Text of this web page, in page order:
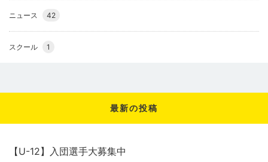
ニュース 42
スクール 1
最新の投稿
【U-12】入団選手大募集中